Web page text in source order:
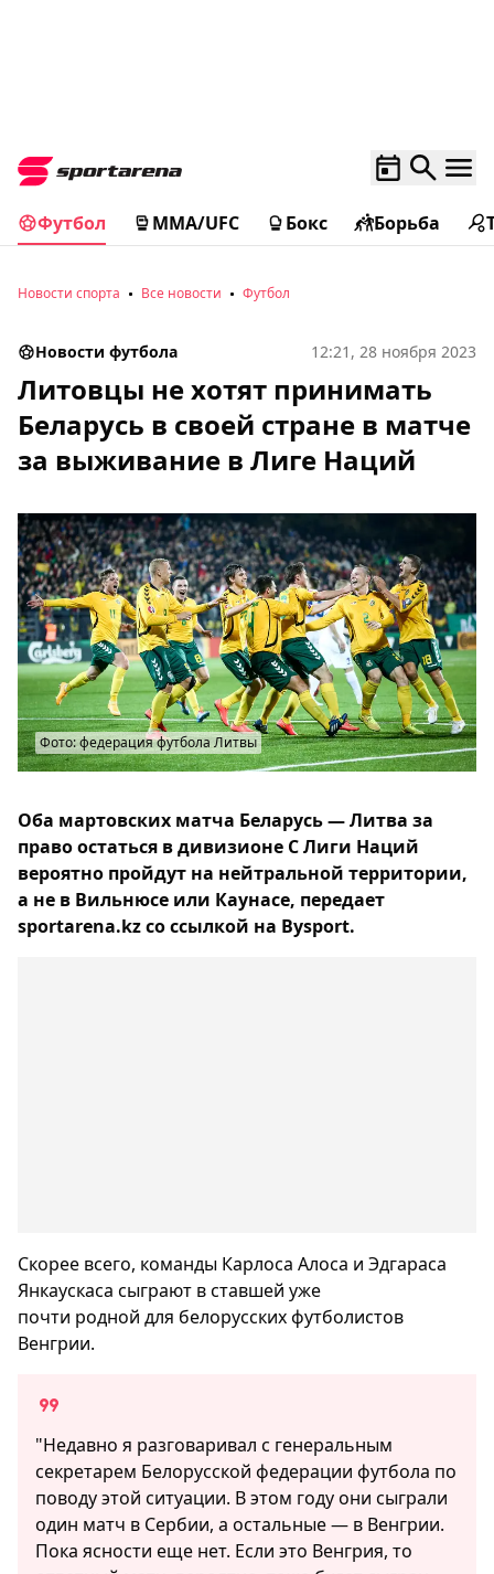
Футбол MMA/UFC Бокс Борьба
Новости спорта Все новости Футбол
Новости футбола 12:21, 28 ноября 2023
Литовцы не хотят принимать
Беларусь в своей стране в матче
за выживание в Лиге Наций
Фото: федерация футбола Литвы
Оба мартовских матча Беларусь — Литва за
право остаться в дивизионе С Лиги Наций
вероятно пройдут на нейтральной территории,
а не в Вильнюсе или Каунасе, передает
sportarena.kz со ссылкой на Bysport.
Скорее всего, команды Карлоса Алоса и Эдгараса
Янкаускаса сыграют в ставшей уже
почти родной для белорусских футболистов
Венгрии.
"Недавно я разговаривал с генеральным
секретарем Белорусской федерации футбола по
поводу этой ситуации. В этом году они сыграли
один матч в Сербии, а остальные — в Венгрии.
Пока ясности еще нет. Если это Венгрия, то